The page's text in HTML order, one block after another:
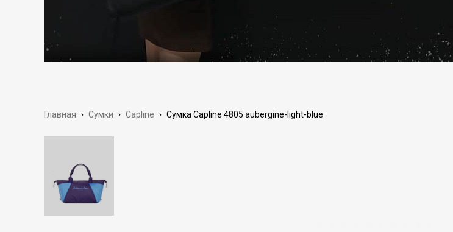
Главная › Сумки › Capline › Сумка Capline 4805 aubergine-light-blue